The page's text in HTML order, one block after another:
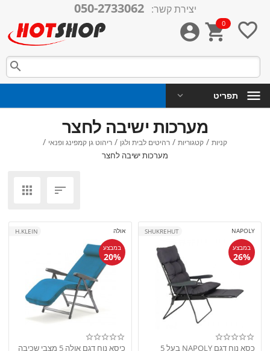
יצירת קשר: 050-2733062

0



תפריט
מערכות ישיבה לחצר
קניות / קטגוריות / רהיטים לבית ולגן / ריהוט גן קמפינג ופנאי /
מערכות ישיבה לחצר


NAPOLY
במבצע
26%
SHUKREHUT
כסא נוח דגם NAPOLY בעל 5
אולה
במבצע
20%
H.KLEIN
כיסא נוח דגם אולה 5 מצבי שכיבה